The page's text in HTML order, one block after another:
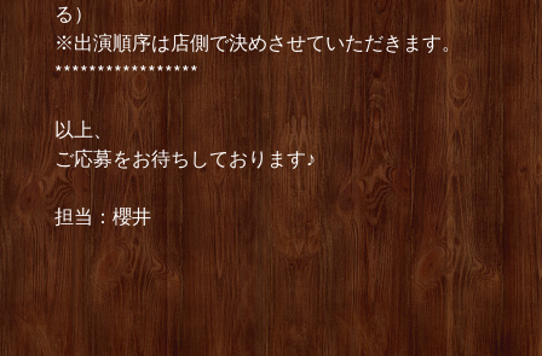
る）
※出演順序は店側で決めさせていただきます。
*****************
以上、
ご応募をお待ちしております♪
担当：櫻井